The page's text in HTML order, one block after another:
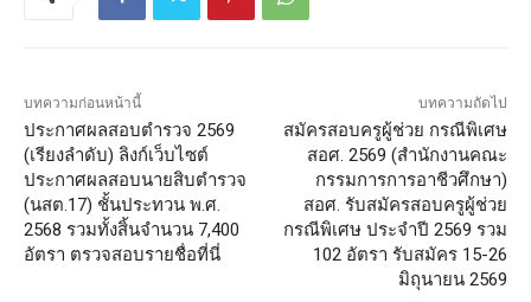
บทความก่อนหน้านี้
ประกาศผลสอบตํารวจ 2569
(เรียงลำดับ) ลิงก์เว็บไซต์
ประกาศผลสอบนายสิบตำรวจ
(นสต.17) ชั้นประทวน พ.ศ.
2568 รวมทั้งสิ้นจำนวน 7,400
อัตรา ตรวจสอบรายชื่อที่นี่
บทความถัดไป
สมัครสอบครูผู้ช่วย กรณีพิเศษ
สอศ. 2569 (สำนักงานคณะ
กรรมการการอาชีวศึกษา)
สอศ. รับสมัครสอบครูผู้ช่วย
กรณีพิเศษ ประจำปี 2569 รวม
102 อัตรา รับสมัคร 15-26
มิถุนายน 2569